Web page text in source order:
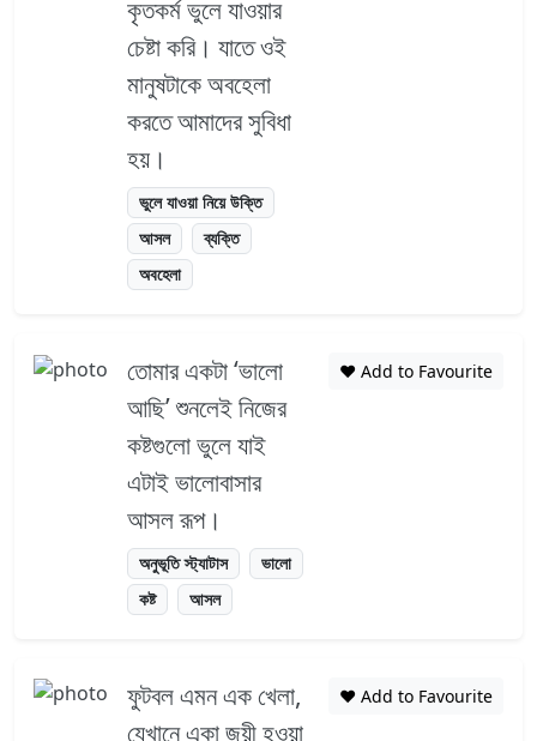
কৃতকর্ম ভুলে যাওয়ার
চেষ্টা করি। যাতে ওই
মানুষটাকে অবহেলা
করতে আমাদের সুবিধা
হয়।
ভুলে যাওয়া নিয়ে উক্তি
আসল
ব্যক্তি
অবহেলা
তোমার একটা ‘ভালো
আছি’ শুনলেই নিজের
কষ্টগুলো ভুলে যাই
এটাই ভালোবাসার
আসল রূপ।
অনুভূতি স্ট্যাটাস
ভালো
কষ্ট
আসল
❤️ Add to Favourite
ফুটবল এমন এক খেলা,
যেখানে একা জয়ী হওয়া
❤️ Add to Favourite